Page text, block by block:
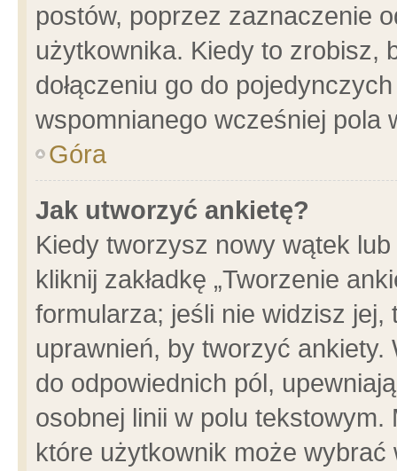
postów, poprzez zaznaczenie
użytkownika. Kiedy to zrobisz,
dołączeniu go do
wspomnianego wcześniej pola
Góra
Jak utworzyć ankietę?
Kiedy tworzysz nowy wątek
kliknij zakładkę „Tworzenie
formularza; jeśli nie widzisz
uprawnień, by tworzyć ankiety.
do odpowiednich pól,
osobnej linii w polu
które użytkownik może